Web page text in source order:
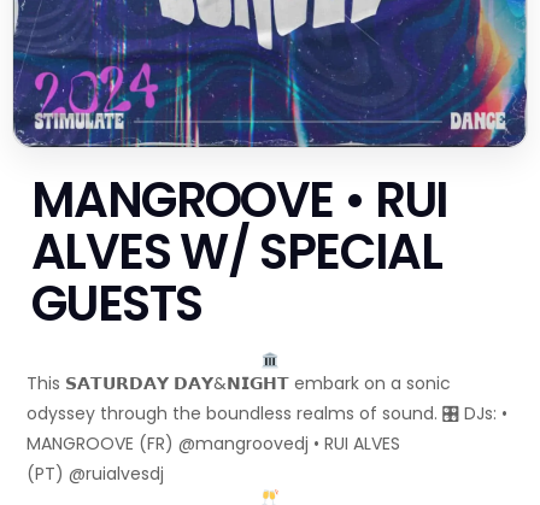
MANGROOVE • RUI
ALVES W/ SPECIAL
GUESTS
This 𝗦𝗔𝗧𝗨𝗥𝗗𝗔𝗬 𝗗𝗔𝗬&𝗡𝗜𝗚𝗛𝗧 embark on a sonic
odyssey through the boundless realms of sound. 🎛 DJs: •
MANGROOVE (FR) @mangroovedj • RUI ALVES
(PT) @ruialvesdj